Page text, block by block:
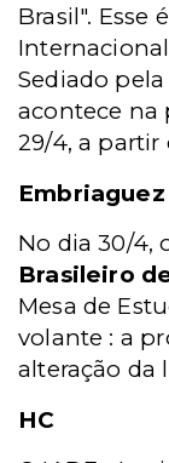
Brasil". Esse
Sediado pela
acontece na
29/4, a partir
Embriaguez
No dia 30/4,
Brasileiro
Mesa de
volante : a
alteração da
HC